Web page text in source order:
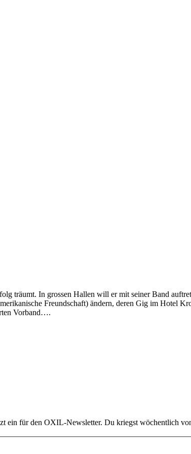
träumt. In grossen Hallen will er mit seiner Band
Freundschaft) ändern, deren Gig im Hotel
Vorband….
ein für den OXIL-Newsletter. Du kriegst wöchentlich